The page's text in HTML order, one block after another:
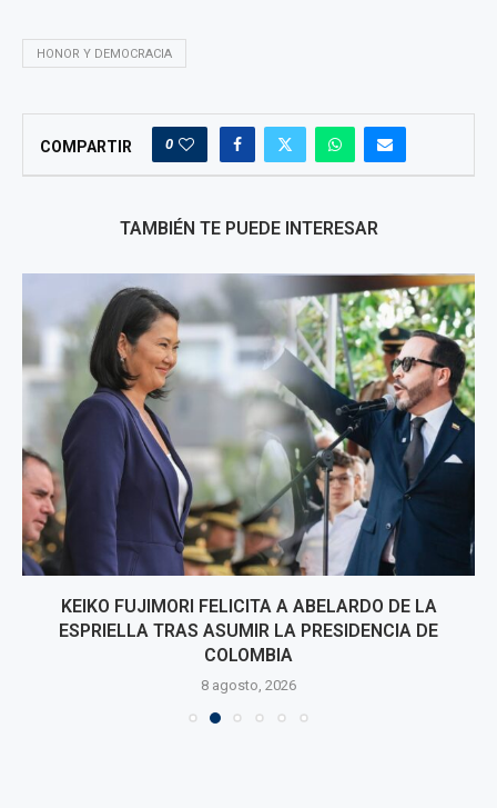
HONOR Y DEMOCRACIA
COMPARTIR 0
TAMBIÉN TE PUEDE INTERESAR
KEIKO FUJIMORI FELICITA A ABELARDO DE LA
ESPRIELLA TRAS ASUMIR LA PRESIDENCIA DE
COLOMBIA
8 agosto, 2026